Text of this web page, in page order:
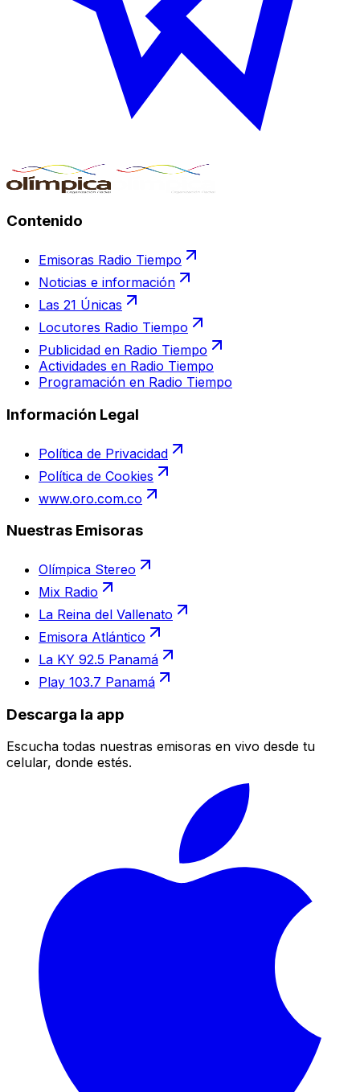
Contenido
Emisoras Radio Tiempo
Noticias e información
Las 21 Únicas
Locutores Radio Tiempo
Publicidad en Radio Tiempo
Actividades en Radio Tiempo
Programación en Radio Tiempo
Información Legal
Política de Privacidad
Política de Cookies
www.oro.com.co
Nuestras Emisoras
Olímpica Stereo
Mix Radio
La Reina del Vallenato
Emisora Atlántico
La KY 92.5 Panamá
Play 103.7 Panamá
Descarga la app
Escucha todas nuestras emisoras en vivo desde tu
celular, donde estés.